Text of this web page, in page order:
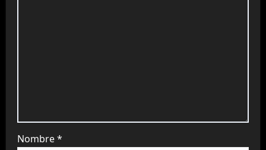
Nombre*